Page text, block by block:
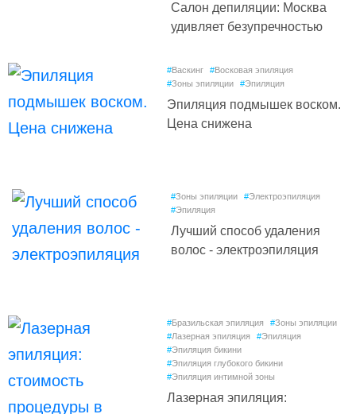
Салон депиляции: Москва
удивляет безупречностью
#Васкинг #Восковая эпиляция
#Зоны эпиляции #Эпиляция
Эпиляция подмышек воском.
Цена снижена
#Зоны эпиляции #Электроэпиляция
#Эпиляция
Лучший способ удаления
волос - электроэпиляция
#Бразильская эпиляция #Зоны эпиляции
#Лазерная эпиляция #Эпиляция
#Эпиляция бикини
#Эпиляция глубокого бикини
#Эпиляция интимной зоны
Лазерная эпиляция: